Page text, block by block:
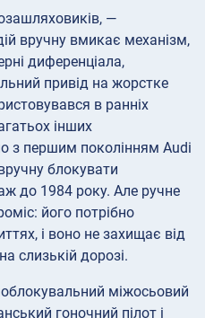
—
вручну вмикає механізм,
диференціала,
привід на жорстке
в ранніх
інших
з першим поколінням Audi
блокувати
до 1984 року. Але ручне
його потрібно
і воно не захищає від
слизькій дорозі.
міжосьовий
гоночний пілот і